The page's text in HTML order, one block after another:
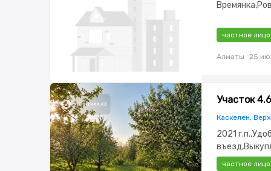
частное лицо
Алматы 25
Участок
Каскелен,
2021
частное лицо